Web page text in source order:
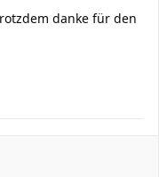
danke für den